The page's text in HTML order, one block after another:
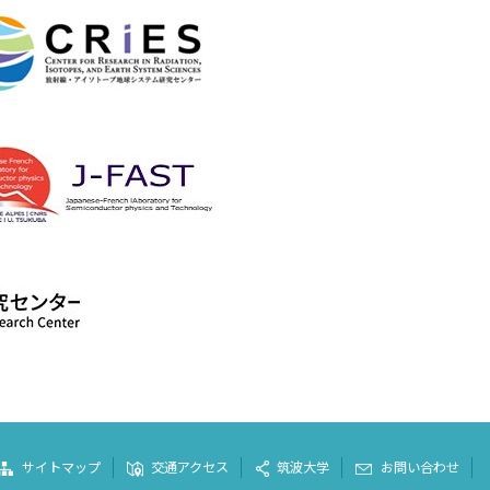
サイトマップ 交通アクセス 筑波大学 お問い合わせ